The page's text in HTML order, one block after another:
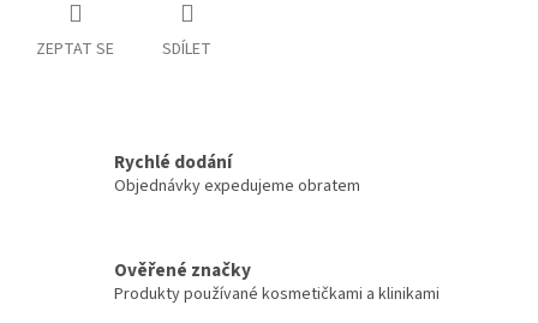
ZEPTAT SE SDÍLET
Rychlé dodání
Objednávky expedujeme obratem
Ověřené značky
Produkty používané kosmetičkami a klinikami